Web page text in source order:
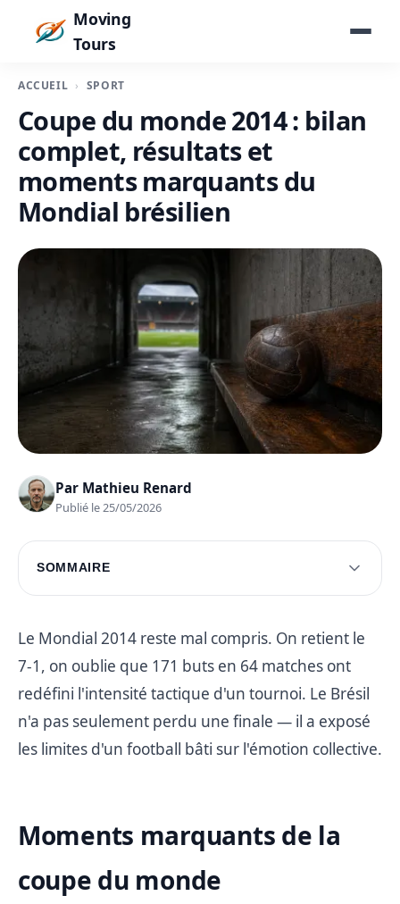
Moving
Tours
ACCUEIL SPORT
Coupe du monde 2014 : bilan
complet, résultats et
moments marquants du
Mondial brésilien
Par Mathieu Renard
Publié le 25/05/2026
SOMMAIRE
Moments marquants de la coupe du monde
Histoires et faits divers du mondial
Héritage et impact du mondial 2014
Questions fréquentes
Le Mondial 2014 reste mal compris. On retient le
7-1, on oublie que 171 buts en 64 matches ont
redéfini l'intensité tactique d'un tournoi. Le Brésil
n'a pas seulement perdu une finale — il a exposé
les limites d'un football bâti sur l'émotion collective.
Moments marquants de la
coupe du monde